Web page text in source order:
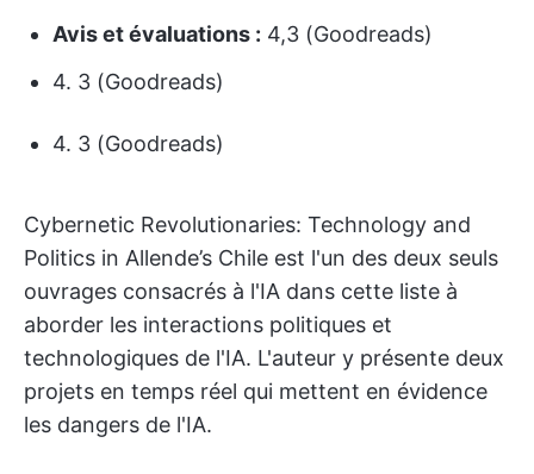
Avis et évaluations : 4,3 (Goodreads)
4. 3 (Goodreads)
4. 3 (Goodreads)
Cybernetic Revolutionaries: Technology and
Politics in Allende’s Chile est l'un des deux seuls
ouvrages consacrés à l'IA dans cette liste à
aborder les interactions politiques et
technologiques de l'IA. L'auteur y présente deux
projets en temps réel qui mettent en évidence
les dangers de l'IA.